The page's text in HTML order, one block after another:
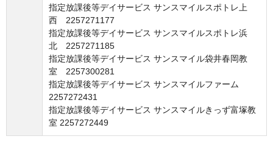
指定放課後等デイサービス サンスマイルスポトレ上
西 2257271177
指定放課後等デイサービス サンスマイルスポトレ浜
北 2257271185
指定放課後等デイサービス サンスマイル袋井春岡教
室 2257300281
指定放課後等デイサービス サンスマイルファーム
2257272431
指定放課後等デイサービス サンスマイルきっず富塚教
室 2257272449